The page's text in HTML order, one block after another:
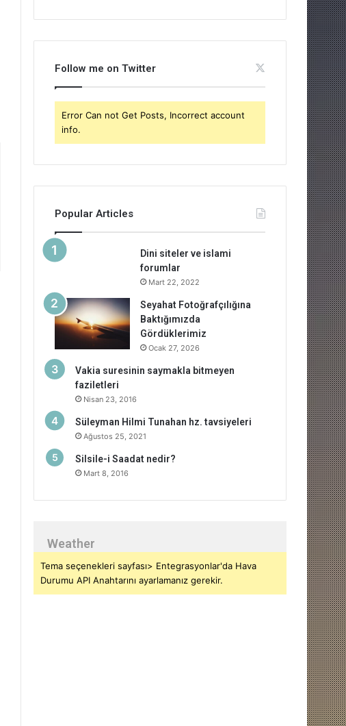
Follow me on Twitter
Error Can not Get Posts, Incorrect account
info.
Popular Articles
Dini siteler ve islami
forumlar
Mart 22, 2022
Seyahat Fotoğrafçılığına
Baktığımızda
Gördüklerimiz
Ocak 27, 2026
Vakia suresinin saymakla bitmeyen
faziletleri
Nisan 23, 2016
Süleyman Hilmi Tunahan hz. tavsiyeleri
Ağustos 25, 2021
Silsile-i Saadat nedir?
Mart 8, 2016
Weather
Tema seçenekleri sayfası> Entegrasyonlar'da Hava
Durumu API Anahtarını ayarlamanız gerekir.